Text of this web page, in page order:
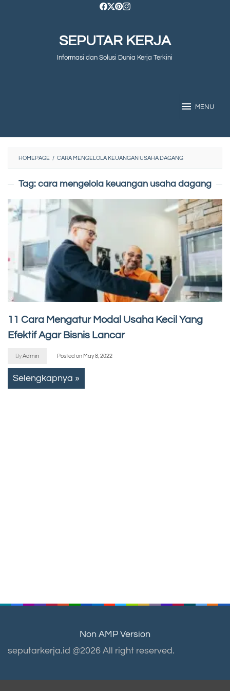
SEPUTAR KERJA
Informasi dan Solusi Dunia Kerja Terkini
MENU
HOMEPAGE / CARA MENGELOLA KEUANGAN USAHA DAGANG
Tag: cara mengelola keuangan usaha dagang
11 Cara Mengatur Modal Usaha Kecil Yang
Efektif Agar Bisnis Lancar
ByAdmin Posted on May 8, 2022
Selengkapnya »
Non AMP Version
seputarkerja.id @2026 All right reserved.